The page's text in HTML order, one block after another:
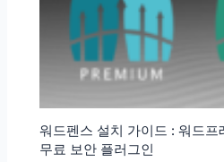
워드펜스 설치 가이드 : 워드
무료 보안 플러그인